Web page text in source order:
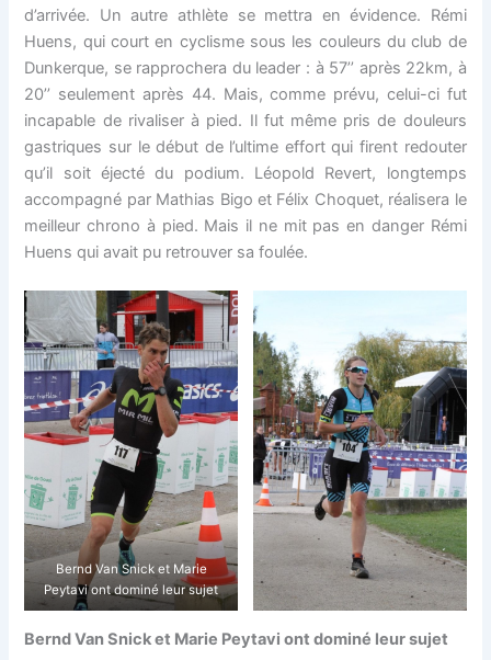
d’arrivée. Un autre athlète se mettra en évidence. Rémi
Huens, qui court en cyclisme sous les couleurs du club de
Dunkerque, se rapprochera du leader : à 57’’ après 22km, à
20’’ seulement après 44. Mais, comme prévu, celui-ci fut
incapable de rivaliser à pied. Il fut même pris de douleurs
gastriques sur le début de l’ultime effort qui firent redouter
qu’il soit éjecté du podium. Léopold Revert, longtemps
accompagné par Mathias Bigo et Félix Choquet, réalisera le
meilleur chrono à pied. Mais il ne mit pas en danger Rémi
Huens qui avait pu retrouver sa foulée.
Bernd Van Snick et Marie
Peytavi ont dominé leur sujet
Bernd Van Snick et Marie Peytavi ont dominé leur sujet